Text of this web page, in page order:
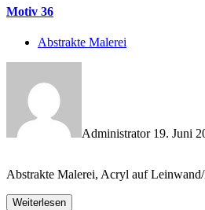
Motiv 36
Abstrakte Malerei
Administrator 19. Juni
Abstrakte Malerei, Acryl auf
Weiterlesen